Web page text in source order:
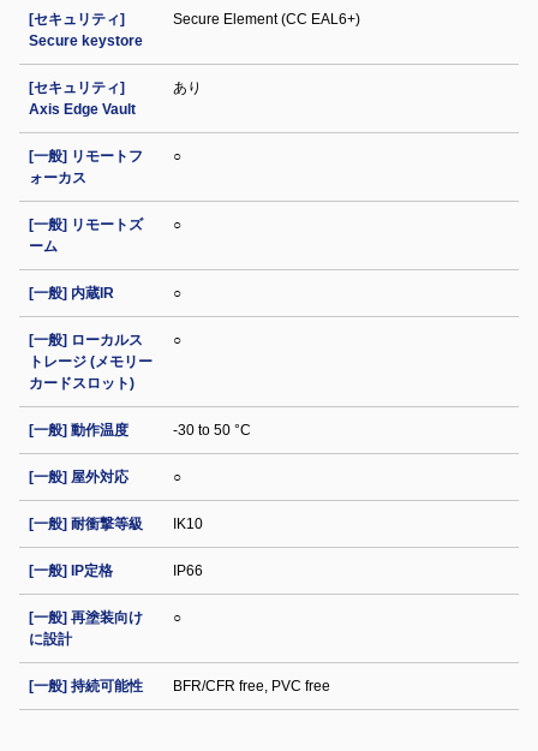
[セキュリティ]
Secure keystore
Secure Element (CC EAL6+)
[セキュリティ]
Axis Edge Vault
あり
[一般] リモートフ
ォーカス
○
[一般] リモートズ
ーム
○
[一般] 内蔵IR ○
[一般] ローカルス
トレージ (メモリー
カードスロット)
○
[一般] 動作温度 -30 to 50 °C
[一般] 屋外対応 ○
[一般] 耐衝撃等級 IK10
[一般] IP定格 IP66
[一般] 再塗装向け
に設計
○
[一般] 持続可能性 BFR/CFR free, PVC free